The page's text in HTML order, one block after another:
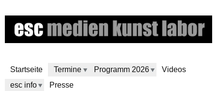
zum
Inhalt
Startseite Termine Programm 2026
Videos
esc info
Presse